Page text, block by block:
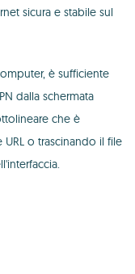
sicura e stabile sul
è sufficiente
dalla schermata
che è
o trascinando il file